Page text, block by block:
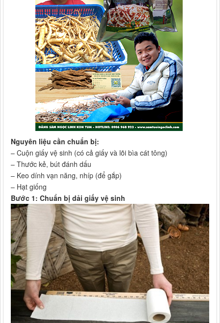
Nguyên liệu cần chuẩn bị:
– Cuộn giấy vệ sinh (có cả giấy và lõi bìa cát tông)
– Thước kẻ, bút đánh dấu
– Keo dính vạn năng, nhíp (để gắp)
– Hạt giống
Bước 1: Chuẩn bị dải giấy vệ sinh